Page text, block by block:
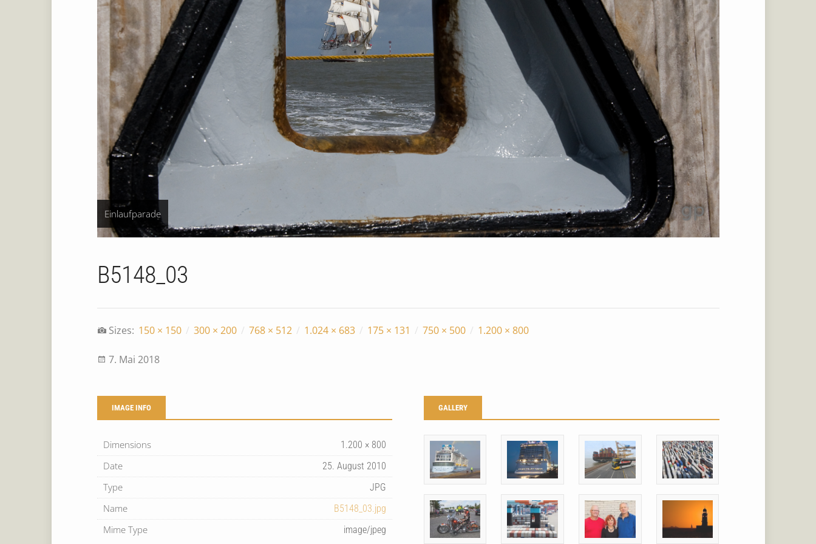
Einlaufparade
B5148_03
Sizes: 150 × 150 / 300 × 200 / 768 × 512 / 1.024 × 683 / 175 × 131 / 750 × 500 / 1.200 × 800
7. Mai 2018
IMAGE INFO
Dimensions 1.200 × 800
Date 25. August 2010
Type JPG
Name B5148_03.jpg
Mime Type image/jpeg
GALLERY